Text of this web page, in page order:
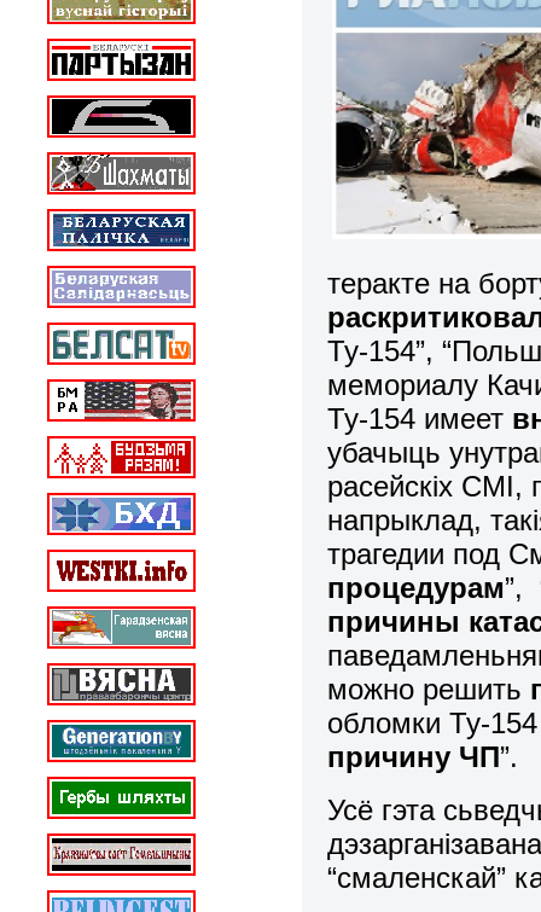
теракте на
Ту-154”,
мемориалу
Ту-154 имеет
убачыць
расейскіх
напрыклад,
трагедии под
процедурам”,
причины
можно решить
обломки Ту-
причину ЧП”.
Усё гэта
“смаленскай”